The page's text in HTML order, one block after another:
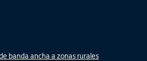
banda ancha a zonas rurales